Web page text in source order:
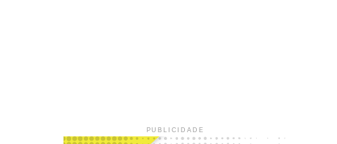
PUBLICIDADE